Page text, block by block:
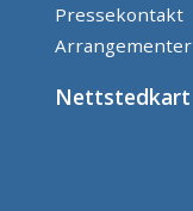
Pressekontakt
Arrangementer
Nettstedkart